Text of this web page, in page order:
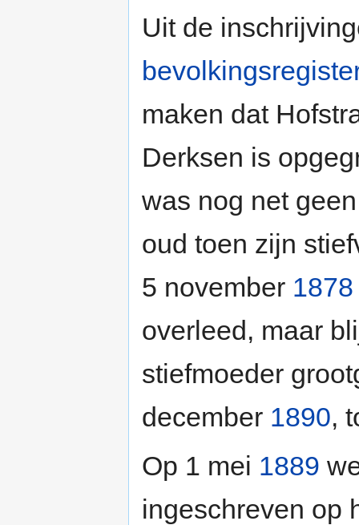
Uit de
maken dat
Derksen is
was nog net
oud toen zijn
5 november 1878
overleed, maar
stiefmoeder
december 1890,
Op 1 mei 1889
ingeschreven op